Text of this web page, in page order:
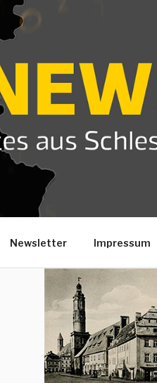
Newsletter Impressum